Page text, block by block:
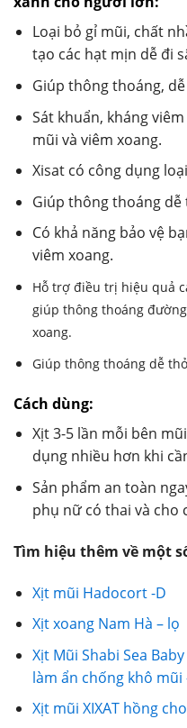
Loại bỏ gỉ mũi, chất
tạo các hạt mịn dễ đi
Giúp thông thoáng,
Sát khuẩn, kháng
mũi và viêm xoang.
Xisat có công dụng
Giúp thông thoáng dễ
Có khả năng bảo vệ
viêm xoang.
Hỗ trợ điều trị hiệu quả
giúp thông thoáng
xoang.
Giúp thông thoáng dễ
Cách dùng:
Xịt 3-5 lần mỗi bên
dụng nhiều hơn khi
Sản phẩm an toàn
phụ nữ có thai và cho
Tìm hiệu thêm về một
Xịt mũi Hadocort -D
Xịt xoang Nam Hà – lọ
Xịt Mũi Shabi Sea
làm ẩn chống khô mũi
Xịt mũi XIXAT hồng